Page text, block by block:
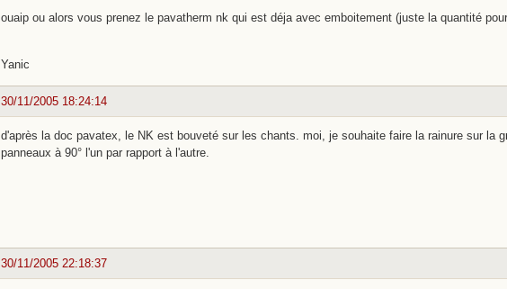
ouaip ou alors vous prenez le pavatherm nk qui est déja avec emboitement (juste la quantité
Yanic
30/11/2005 18:24:14
d'après la doc pavatex, le NK est bouveté sur les chants. moi, je souhaite faire la rainure sur la
panneaux à 90° l'un par rapport à l'autre.
30/11/2005 22:18:37